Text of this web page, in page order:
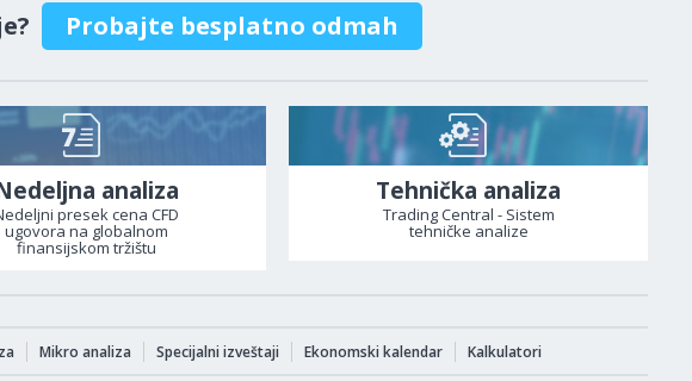
Probajte besplatno odmah
analiza
presek cena CFD
ugovora na globalnom
finansijskom tržištu
Tehnička analiza
Trading Central - Sistem
tehničke analize
Mikro analiza Specijalni izveštaji Ekonomski kalendar Kalkulatori